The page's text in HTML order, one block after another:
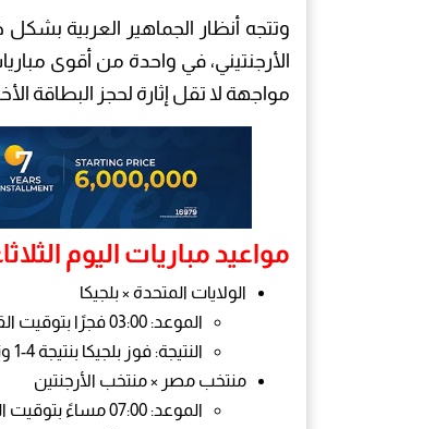
وتتجه أنظار الجماهير العربية
الأرجنتيني، في واحدة من أقوى
مواجهة لا تقل إثارة لحجز البطاقة
مواعيد مباريات اليوم
الولايات المتحدة × بلجيكا
الموعد: 03:00 فجرًا بتوقيت القاهرة ومكة المكرمة.
النتيجة: فوز بلجيكا بنتيجة 4-1 وتأهلها إلى الدور ربع النهائي.
منتخب مصر ×منتخب الأرجنتين
الموعد: 07:00 مساءً بتوقيت القاهرة ومكة المكرمة.